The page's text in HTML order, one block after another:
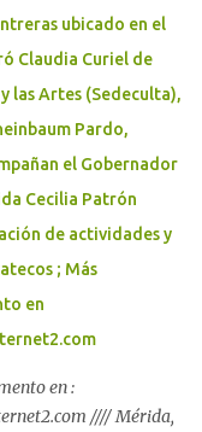
ubicado en el
Claudia Curiel de
las Artes (Sedeculta),
Pardo,
el Gobernador
Cecilia Patrón
de actividades y
; Más
en
en :
//// Mérida,